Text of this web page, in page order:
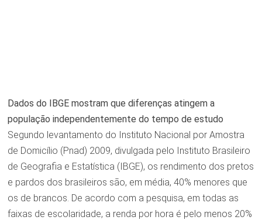
Dados do IBGE mostram que diferenças atingem a
população independentemente do tempo de estudo
Segundo levantamento do Instituto Nacional por Amostra
de Domicílio (Pnad) 2009, divulgada pelo Instituto Brasileiro
de Geografia e Estatística (IBGE), os rendimento dos pretos
e pardos dos brasileiros são, em média, 40% menores que
os de brancos. De acordo com a pesquisa, em todas as
faixas de escolaridade, a renda por hora é pelo menos 20%